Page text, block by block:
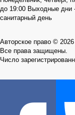
до 19:00 Выходные дни
санитарный день
Авторское право © 2026
Все права защищены.
Число